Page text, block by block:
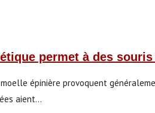
permet à des
épinière provoquent
aient…